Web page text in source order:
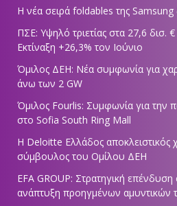
Η νέα σειρά foldables της
ΠΣΕ: Υψηλό τριετίας στα 27,6 δισ.
Εκτίναξη +26,3% τον Ιούνιο
Όμιλος ΔΕΗ: Νέα συμφωνία για
άνω των 2 GW
Όμιλος Fourlis: Συμφωνία για την
στο Sofia South Ring Mall
Η Deloitte Ελλάδος αποκλειστικός
σύμβουλος του Ομίλου ΔΕΗ
EFA GROUP: Στρατηγική επένδυση
ανάπτυξη προηγμένων αμυντικών